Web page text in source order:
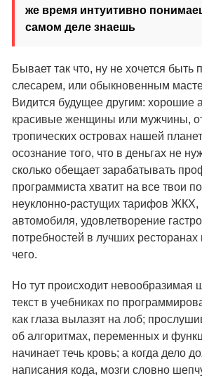
же время интуитивно
самом деле знаешь
Бывает так что, ну не хочется быть
слесарем, или обыкновенным
Видится будущее другим: хорошие
красивые женщины или мужчины,
тропических островах нашей
осознание того, что в деньгах не
сколько обещает зарабатывать
программиста хватит на все твои
неуклонно-растущих тарифов ЖКХ,
автомобиля, удовлетворение
потребностей в лучших
чего.
Но тут происходит невообразимая
текст в учебниках по
как глаза вылазят на лоб;
об алгоритмах, переменных и
начинает течь кровь; а когда дело
написания кода, мозги словно